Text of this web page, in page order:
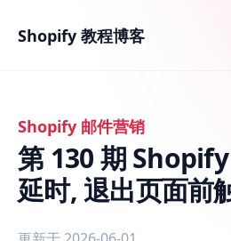
Shopify 教程博客
Shopify 邮件营销
第 130 期
延时, 退出页面前